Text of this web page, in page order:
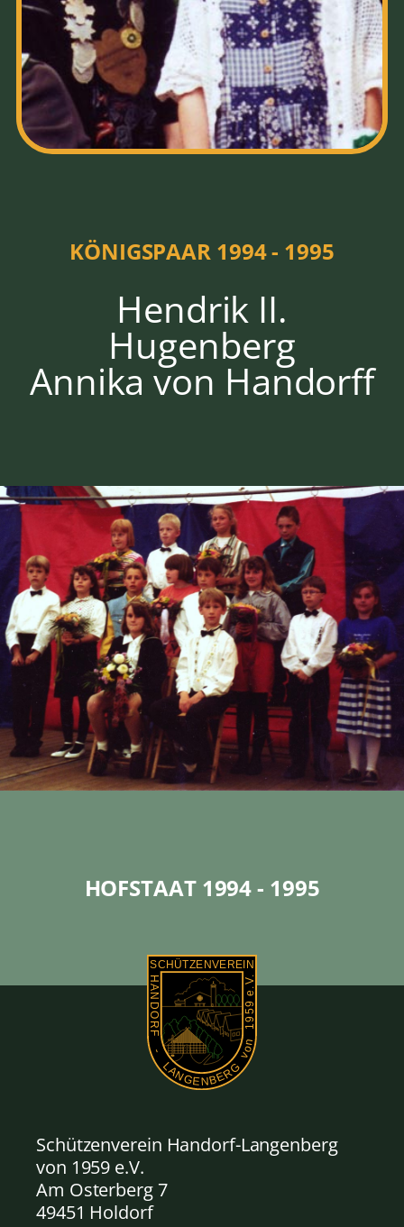
KÖNIGSPAAR 1994 - 1995
Hendrik II.
Hugenberg
Annika von Handorff
HOFSTAAT
1994 - 1995
HOFSTAAT 1994 - 1995
Schützenverein Handorf-Langenberg
von 1959 e.V.
Am Osterberg 7
49451 Holdorf